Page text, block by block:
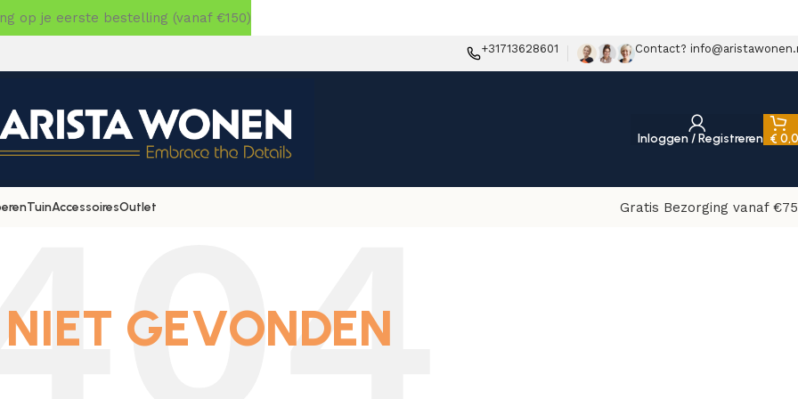
+31713628601 Contact?
Inloggen / Registreren €
TuinAccessoiresOutlet Gratis Bezorging vanaf
NIET GEVONDEN
op je eerste bestelling (vanaf €150)